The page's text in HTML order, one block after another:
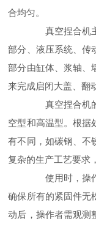
合均匀。
真空捏合机主
部分、液压系统、传
部分由缸体、浆轴、
来完成启闭大盖、翻
真空捏合机的
空型和高温型。根据
有不同，如碳钢、不
复杂的生产工艺要求
使用时，操作
确保所有的紧固件无
动后，操作者需观测